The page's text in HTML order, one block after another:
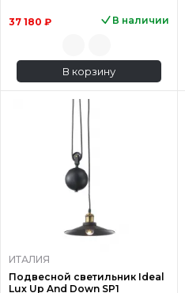
37 180 ₽ В наличии
В корзину
ИТАЛИЯ
Подвесной светильник Ideal
Lux Up And Down SP1